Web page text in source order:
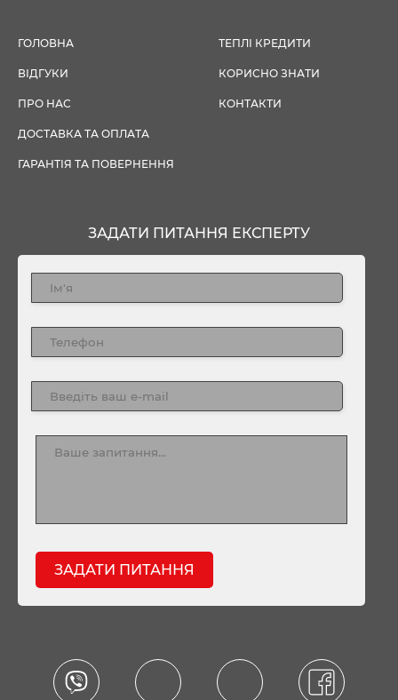
ГОЛОВНА
ВІДГУКИ
ПРО НАС
ДОСТАВКА ТА ОПЛАТА
ГАРАНТІЯ ТА ПОВЕРНЕННЯ
ТЕПЛІ КРЕДИТИ
КОРИСНО ЗНАТИ
КОНТАКТИ
ЗАДАТИ ПИТАННЯ ЕКСПЕРТУ
ЗАДАТИ ПИТАННЯ